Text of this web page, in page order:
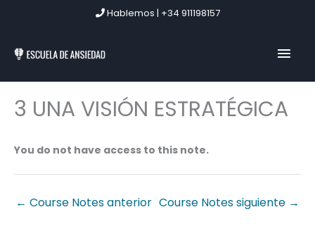
Hablemos | +34 911198157
3 UNA VISIÓN ESTRATÉGICA
You do not have access to this note.
← Course Notes anterior Course Notes siguiente →